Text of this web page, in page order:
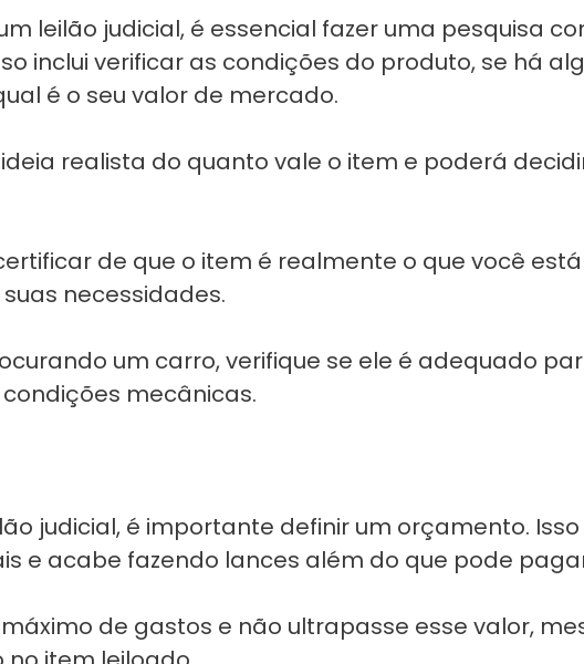
leilão judicial, é essencial fazer uma pesquisa
inclui verificar as condições do produto, se há
é o seu valor de mercado.
realista do quanto vale o item e poderá
de que o item é realmente o que você está
necessidades.
um carro, verifique se ele é adequado
mecânicas.
judicial, é importante definir um orçamento.
e acabe fazendo lances além do que pode
de gastos e não ultrapasse esse valor,